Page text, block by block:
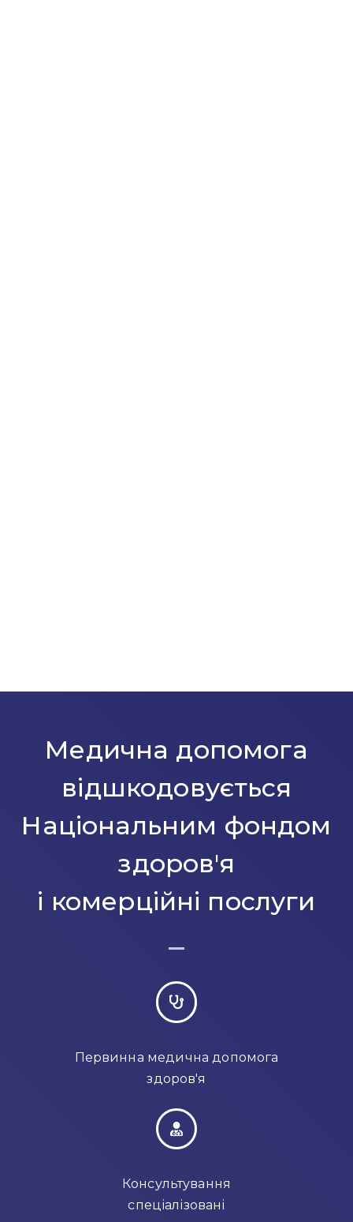
Медична допомога
відшкодовується
Національним фондом
здоров'я
і комерційні послуги
Первинна медична допомога
здоров'я
Консультування
спеціалізовані